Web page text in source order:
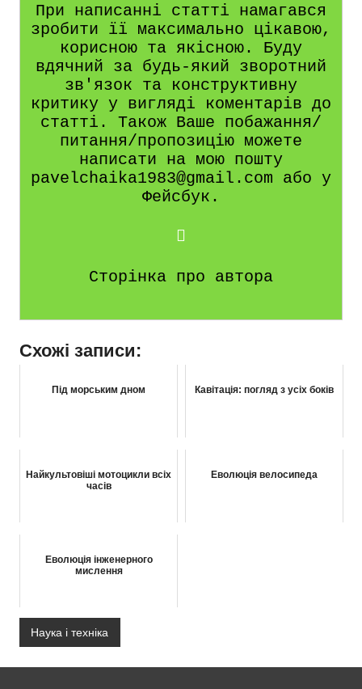
При написанні статті намагався
зробити її максимально цікавою,
корисною та якісною. Буду
вдячний за будь-який зворотний
зв'язок та конструктивну
критику у вигляді коментарів до
статті. Також Ваше побажання/
питання/пропозицію можете
написати на мою пошту
pavelchaika1983@gmail.com або у
Фейсбук.
Сторінка про автора
Схожі записи:
Під морським дном Кавітація: погляд з усіх боків
Найкультовіші мотоцикли всіх
часів
Еволюція велосипеда
Еволюція інженерного
мислення
Наука і техніка